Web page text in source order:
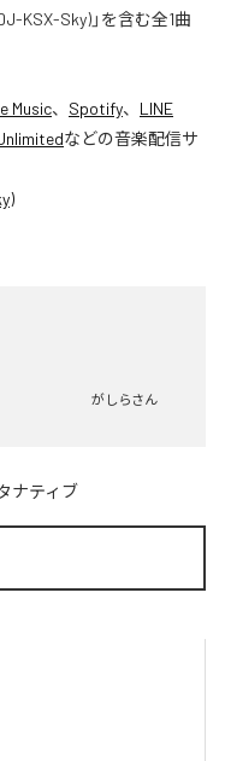
KSX-Sky)」を含む全1曲
Music、 Spotify、 LINE
などの音楽配信サ
がしらさん
ナティブ